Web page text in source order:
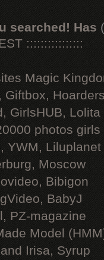
searched! Has
::::::::::::::::
Magic
Giftbox,
GirlsHUB, Lolita
photos
YWM, Liluplanet
Moscow
Bibigon
BabyJ
PZ-magazine
Model
Irisa, Syrup